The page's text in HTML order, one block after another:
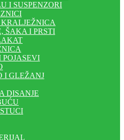
I SUSPENZORI
ŠAKA I PRSTI
POJASEVI
I GLEŽANJ
DISANJE